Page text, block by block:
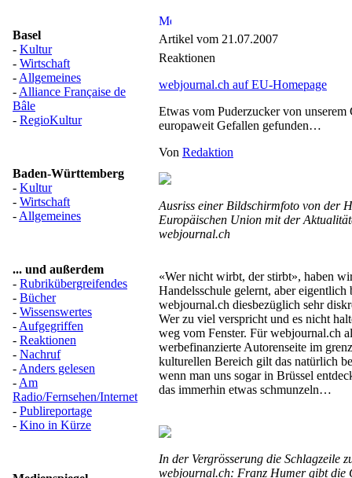
Basel
- Kultur
- Wirtschaft
- Allgemeines
- Alliance Française de
Bâle
- RegioKultur
Baden-Württemberg
- Kultur
- Wirtschaft
- Allgemeines
... und außerdem
- Rubrikübergreifendes
- Bücher
- Wissenswertes
- Aufgegriffen
- Reaktionen
- Nachruf
- Anders gelesen
- Am
Radio/Fernsehen/Internet
- Publireportage
- Kino in Kürze
Artikel vom 21.07.2007
Reaktionen
webjournal.ch auf EU-Homepage
Etwas vom Puderzucker von unserem
europaweit Gefallen gefunden…
Von Redaktion
Ausriss einer Bildschirmfoto von der
Europäischen Union mit der
webjournal.ch
«Wer nicht wirbt, der stirbt», haben
Handelsschule gelernt, aber
webjournal.ch diesbezüglich sehr
Wer zu viel verspricht und es nicht
weg vom Fenster. Für webjournal.ch
werbefinanzierte Autorenseite im
kulturellen Bereich gilt das natürlich
wenn man uns sogar in Brüssel
das immerhin etwas schmunzeln…
In der Vergrösserung die Schlagzeile
webjournal.ch: Franz Humer gibt die